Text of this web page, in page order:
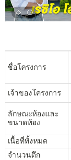
ชื่อโครงการ
เจ้าของโครงการ
ลักษณะห้องและ
ขนาดห้อง
เนื้อที่ทั้งหมด
จำนวนตึก